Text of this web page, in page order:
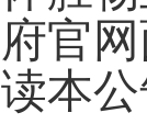
官
本